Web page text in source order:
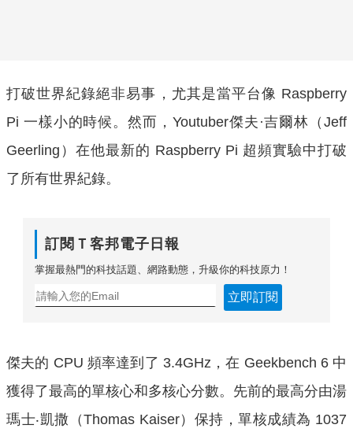
打破世界紀錄絕非易事，尤其是當平台像 Raspberry
Pi 一樣小的時候。然而，Youtuber傑夫·吉爾林（Jeff
Geerling）在他最新的 Raspberry Pi 超頻實驗中打破
了所有世界紀錄。
訂閱Ｔ客邦電子日報
掌握最熱門的科技話題、網路動態，升級你的科技原力！
立即訂閱
傑夫的 CPU 頻率達到了 3.4GHz，在 Geekbench 6 中
獲得了最高的單核心和多核心分數。先前的最高分由湯
瑪士‧凱撒（Thomas Kaiser）保持，單核成績為 1037